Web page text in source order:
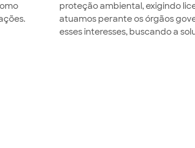
proteção ambiental, exigindo
atuamos perante os órgãos
esses interesses, buscando a